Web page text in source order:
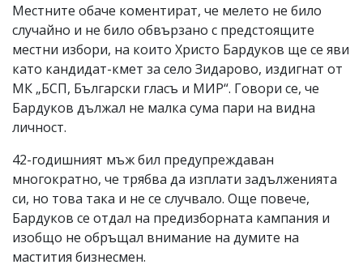
Местните обаче коментират, че мелето не било
случайно и не било обвързано с предстоящите
местни избори, на които Христо Бардуков ще се яви
като кандидат-кмет за село Зидарово, издигнат от
МК „БСП, Български гласъ и МИР“. Говори се, че
Бардуков дължал не малка сума пари на видна
личност.
42-годишният мъж бил предупреждаван
многократно, че трябва да изплати задълженията
си, но това така и не се случвало. Още повече,
Бардуков се отдал на предизборната кампания и
изобщо не обръщал внимание на думите на
мастития бизнесмен.